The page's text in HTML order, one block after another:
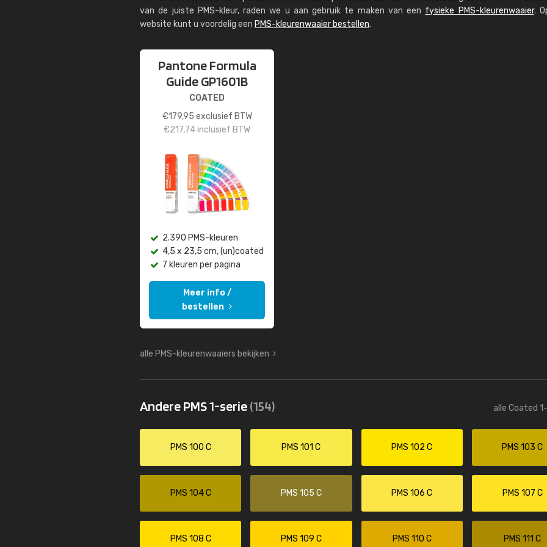
van de juiste PMS-kleur, raden we u aan gebruik te maken van een fysieke PMS-kleurenwaaier.
website kunt u voordelig een PMS-kleurenwaaier bestellen.
Pantone Formula
Guide GP1601B
COATED
€179,95 exclusief BTW
€217,74inclusief BTW
2.390 PMS-kleuren
4,5 x 23,5 cm, (un)coated
7 kleuren per pagina
Meer info /
bestellen
alle PMS-kleurenwaaiers bekijken
Andere PMS 1-serie(154) alle Coated
PMS 100 C PMS 101 C PMS 102 C PMS 103 C
PMS 104 C PMS 105 C PMS 106 C PMS 107 C
PMS 108 C PMS 109 C PMS 110 C PMS 111 C